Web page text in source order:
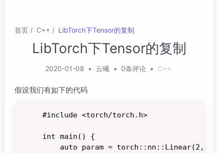
首页 C++ LibTorch下Tensor的复制
LibTorch下Tensor的复制
2020-01-08 • 云曦 • 0条评论 • C++
假设我们有如下的代码
#include <torch/torch.h>
int main() {
auto param =